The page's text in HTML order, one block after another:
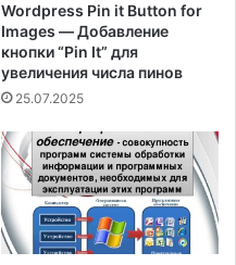
Wordpress Pin it Button for
Images — Добавление
кнопки “Pin It” для
увеличения числа пинов
25.07.2025